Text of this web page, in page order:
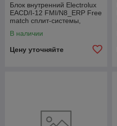
Блок внутренний Electrolux
EACD/I-12 FMI/N8_ERP Free
match сплит-системы,
В наличии
Цену уточняйте